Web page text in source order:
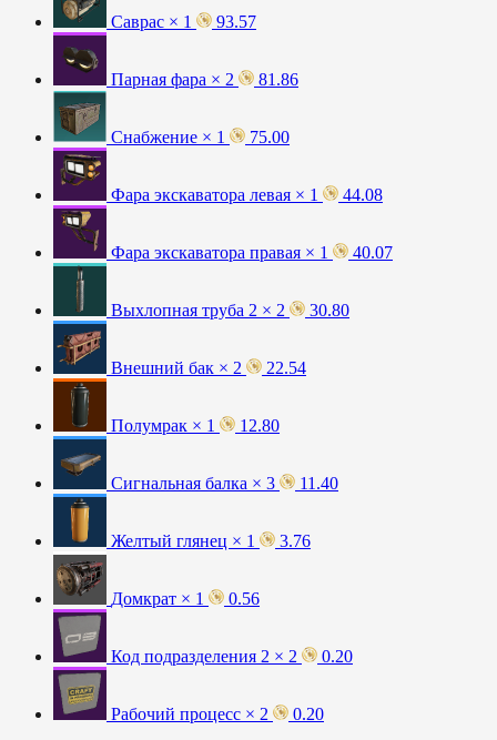
Саврас × 1 93.57
Парная фара × 2 81.86
Снабжение × 1 75.00
Фара экскаватора левая × 1 44.08
Фара экскаватора правая × 1 40.07
Выхлопная труба 2 × 2 30.80
Внешний бак × 2 22.54
Полумрак × 1 12.80
Сигнальная балка × 3 11.40
Желтый глянец × 1 3.76
Домкрат × 1 0.56
Код подразделения 2 × 2 0.20
Рабочий процесс × 2
0.20